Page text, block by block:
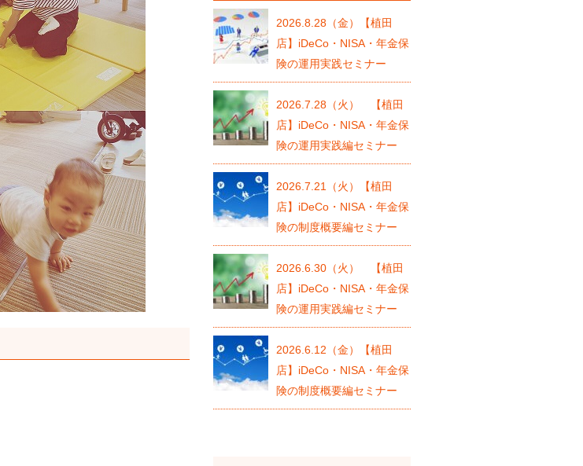
2026.8.28（金）【植田
店】iDeCo・NISA・年金保
険の運用実践セミナー
2026.7.28（火） 【植田
店】iDeCo・NISA・年金保
険の運用実践編セミナー
2026.7.21（火）【植田
店】iDeCo・NISA・年金保
険の制度概要編セミナー
2026.6.30（火） 【植田
店】iDeCo・NISA・年金保
険の運用実践編セミナー
2026.6.12（金）【植田
店】iDeCo・NISA・年金保
険の制度概要編セミナー